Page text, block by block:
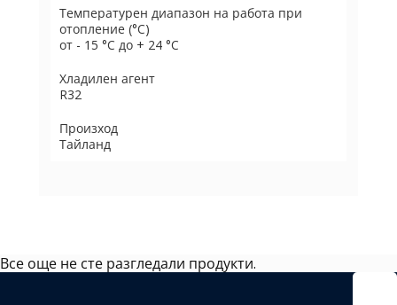
Температурен диапазон на работа при
отопление (°C)
от - 15 °C до + 24 °C
Хладилен агент
R32
Произход
Тайланд
Все още не сте разгледали продукти.